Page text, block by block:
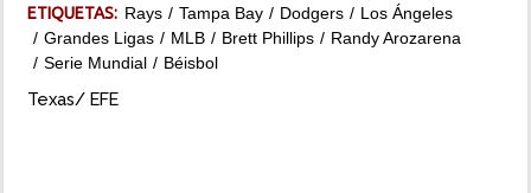
ETIQUETAS: Rays Tampa Bay Dodgers
Los Ángeles
Grandes Ligas
MLB Brett Phillips
Randy Arozarena
Serie Mundial
Béisbol
Texas/ EFE